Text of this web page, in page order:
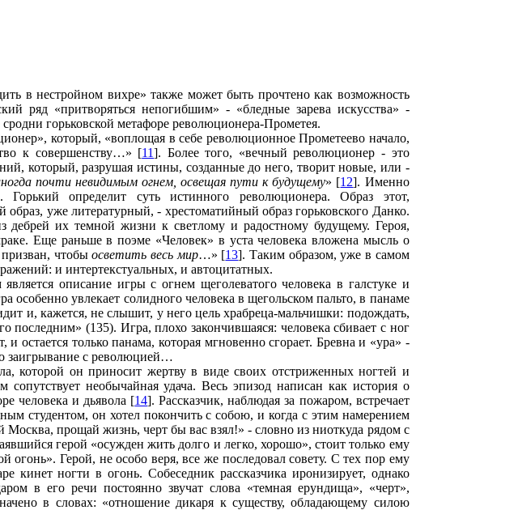
в нестройном вихре» также может быть прочтено как возможность
ряд «притворяться непогибшим» - «бледные зарева искусства» -
горьковской метафоре революционера-Прометея.
который, «воплощая в себе революционное Прометеево начало,
к совершенству…» [11]. Более того, «вечный революционер - это
который, разрушая истины, созданные до него, творит новые, или -
почти невидимым огнем, освещая пути к будущему» [12]. Именно
определит суть истинного революционера. Образ этот,
уже литературный, - хрестоматийный образ горьковского Данко.
дебрей их темной жизни к светлому и радостному будущему. Героя,
Еще раньше в поэме «Человек» в уста человека вложена мысль о
чтобыосветить весь мир…» [13]. Таким образом, уже в самом
и интертекстуальных, и автоцитатных.
описание игры с огнем щеголеватого человека в галстуке и
увлекает солидного человека в щегольском пальто, в панаме
и, кажется, не слышит, у него цель храбреца-мальчишки: подождать,
последним» (135). Игра, плохо закончившаяся: человека сбивает с ног
только панама, которая мгновенно сгорает. Бревна и «ура» -
заигрывание с революцией…
которой он приносит жертву в виде своих отстриженных ногтей и
необычайная удача. Весь эпизод написан как история о
человека и дьявола [14]. Рассказчик, наблюдая за пожаром, встречает
студентом, он хотел покончить с собою, и когда с этим намерением
прощай жизнь, черт бы вас взял!» - словно из ниоткуда рядом с
герой «осужден жить долго и легко, хорошо», стоит только ему
Герой, не особо веря, все же последовал совету. С тех пор ему
ногти в огонь. Собеседник рассказчика иронизирует, однако
в его речи постоянно звучат слова «темная ерундища», «черт»,
в словах: «отношение дикаря к существу, обладающему силою